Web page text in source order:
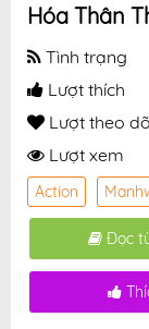
Hóa Thân
Tình trạng
Lượt thích
Lượt theo
Lượt xem
Action
Đọc